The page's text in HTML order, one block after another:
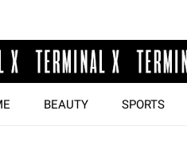
SPORTS
BEAUTY